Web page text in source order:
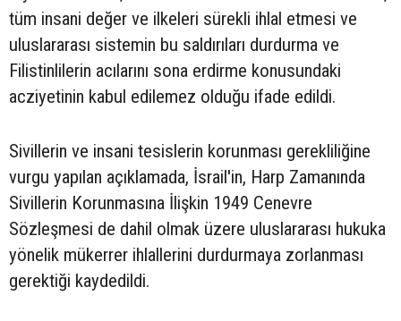
tüm insani değer ve ilkeleri sürekli ihlal etmesi ve
uluslararası sistemin bu saldırıları durdurma ve
Filistinlilerin acılarını sona erdirme konusundaki
acziyetinin kabul edilemez olduğu ifade edildi.
Sivillerin ve insani tesislerin korunması gerekliliğine
vurgu yapılan açıklamada, İsrail'in, Harp Zamanında
Sivillerin Korunmasına İlişkin 1949 Cenevre
Sözleşmesi de dahil olmak üzere uluslararası hukuka
yönelik mükerrer ihlallerini durdurmaya zorlanması
gerektiği kaydedildi.